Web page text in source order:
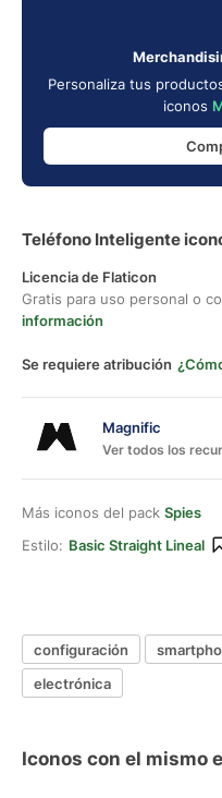
Personaliza tus
iconos
Teléfono Inteligente
Licencia de Flaticon
Gratis para uso personal o
información
Se requiere atribución
Magnific
Ver todos los
Más iconos del pack Spies
Estilo: Basic Straight Lineal
configuración
electrónica
Iconos con el mismo